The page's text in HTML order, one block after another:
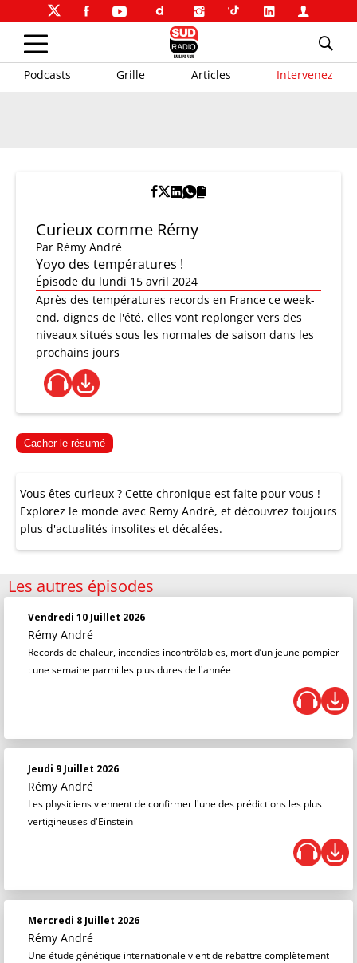
Podcasts Grille Articles Intervenez
Curieux comme Rémy
Par Rémy André
Yoyo des températures !
Épisode du lundi 15 avril 2024
Après des températures records en France ce week-
end, dignes de l'été, elles vont replonger vers des
niveaux situés sous les normales de saison dans les
prochains jours
Cacher le résumé
Vous êtes curieux ? Cette chronique est faite pour vous !
Explorez le monde avec Remy André, et découvrez toujours
plus d'actualités insolites et décalées.
Les autres épisodes
Vendredi 10 Juillet 2026
Rémy André
Records de chaleur, incendies incontrôlables, mort d’un jeune pompier
: une semaine parmi les plus dures de l'année
Jeudi 9 Juillet 2026
Rémy André
Les physiciens viennent de confirmer l'une des prédictions les plus
vertigineuses d'Einstein
Mercredi 8 Juillet 2026
Rémy André
Une étude génétique internationale vient de rebattre complètement